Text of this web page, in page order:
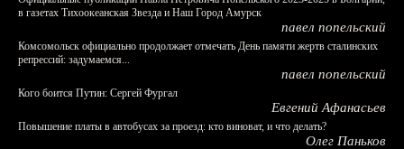
в газетах Тихоокеанская Звезда и Наш Город Амурск
павел попельский
Комсомольск официально продолжает отмечать День памяти жертв сталинских
репрессий: задумаемся...
павел попельский
Кого боится Путин: Сергей Фургал
Евгений Афанасьев
Повышение платы в автобусах за проезд: кто виноват, и что делать?
Олег Паньков